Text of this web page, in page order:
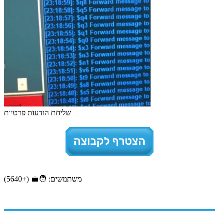
שליחת הודעות פרטיות
משתמשים: 🧑‍💼 (+5640)